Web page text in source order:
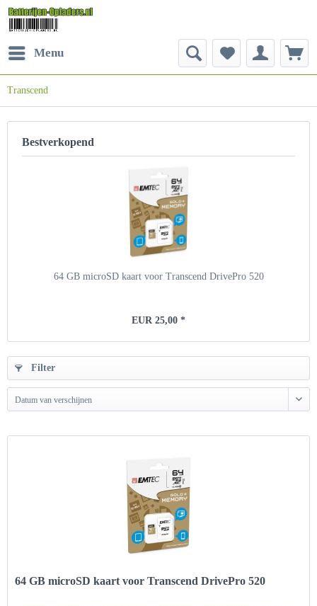
Menu
Transcend
Bestverkopend
64 GB microSD kaart voor Transcend DrivePro 520
EUR 25,00 *
Filter
Datum van verschijnen
64 GB microSD kaart voor Transcend DrivePro 520